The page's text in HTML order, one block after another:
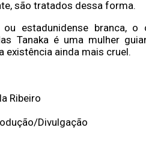
são tratados dessa forma.
estadunidense branca,
Tanaka é uma mulher
existência ainda mais cruel.
Ribeiro
Divulgação